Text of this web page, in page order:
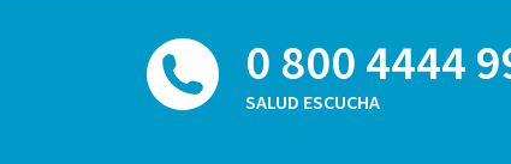
0 800 4444
SALUD ESCUCHA